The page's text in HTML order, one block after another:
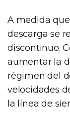
A medida
descarga se
discontinuo.
aumentar la
régimen del
velocidades
la línea de